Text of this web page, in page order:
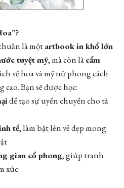
là mộtartbook in khổ lớn
tuyệt mỹ, mà còn làcẩm
vẽ hoa và mỹ nữ phong cách
Bạn sẽ được học:
để tạo sự uyển chuyển cho tà
tế, làm bật lên vẻ đẹp mong
gian cổ phong, giúp tranh
xúc